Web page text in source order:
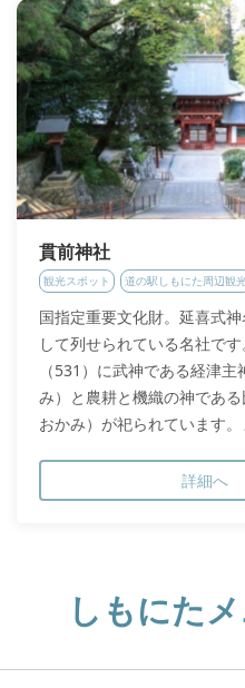
貫前神社
観光スポット 道の駅しもにた周辺観
国指定重要文化財。延喜式
して列せられている名社で
（531）に武神である経津
み）と農耕と機織の神であ
おかみ）が祀られています
詳細へ
しもにた